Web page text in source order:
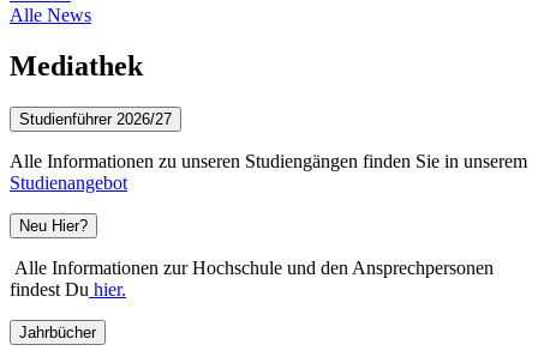
Alle News
Mediathek
Studienführer 2026/27
Alle Informationen zu unseren Studiengängen finden Sie in unserem
Studienangebot
Neu Hier?
Alle Informationen zur Hochschule und den Ansprechpersonen
findest Du hier.
Jahrbücher